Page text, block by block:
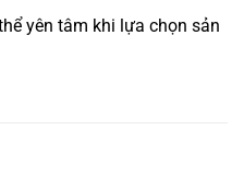
yên tâm khi lựa chọn sản